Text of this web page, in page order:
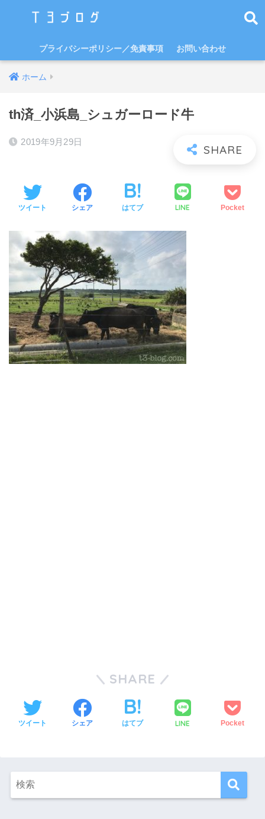
プライバシーポリシー／免責事項 お問い合わせ
ホーム
th済_小浜島_シュガーロード牛
2019年9月29日
ツイート シェア はてブ LINE Pocket
SHARE
ツイート シェア はてブ LINE Pocket